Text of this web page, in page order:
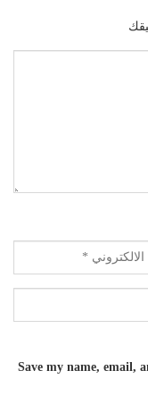
Save my name, email,